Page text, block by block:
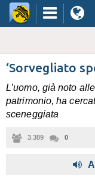
‘Sorvegliato
L’uomo, già noto
patrimonio, ha
sceneggiata
3.389 0